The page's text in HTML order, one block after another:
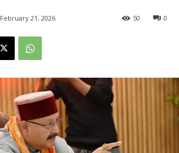
February 21, 2026 0
50